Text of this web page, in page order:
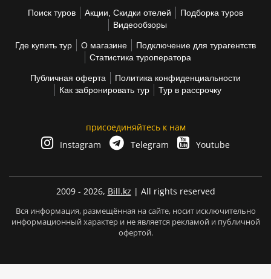
Поиск туров Акции, Скидки отелей
Подборка туров
Видеообзоры
Где купить тур О магазине
Подключение для турагентств
Статистика туроператора
Публичная оферта
Политика конфиденциальности
Как забронировать тур
Тур в рассрочку
присоединяйтесь к нам
Instagram
Telegram Youtube
2009 - 2026, Bill.kz | All rights reserved
Вся информация, размещённая на сайте, носит исключительно
информационный характер и не является рекламой и публичной
офертой.